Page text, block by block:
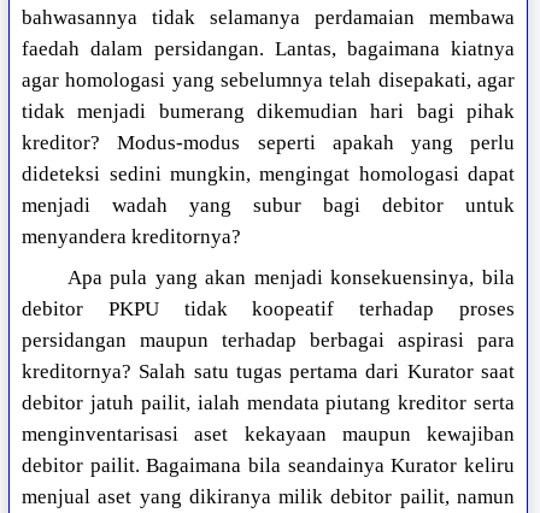
bahwasannya tidak selamanya perdamaian membawa
faedah dalam persidangan. Lantas, bagaimana kiatnya
agar homologasi yang sebelumnya telah disepakati, agar
tidak menjadi bumerang dikemudian hari bagi pihak
kreditor? Modus-modus seperti apakah yang perlu
dideteksi sedini mungkin, mengingat homologasi dapat
menjadi wadah yang subur bagi debitor untuk
menyandera kreditornya?
Apa pula yang akan menjadi konsekuensinya, bila
debitor PKPU tidak koopeatif terhadap proses
persidangan maupun terhadap berbagai aspirasi para
kreditornya? Salah satu tugas pertama dari Kurator saat
debitor jatuh pailit, ialah mendata piutang kreditor serta
menginventarisasi aset kekayaan maupun kewajiban
debitor pailit. Bagaimana bila seandainya Kurator keliru
menjual aset yang dikiranya milik debitor pailit, namun